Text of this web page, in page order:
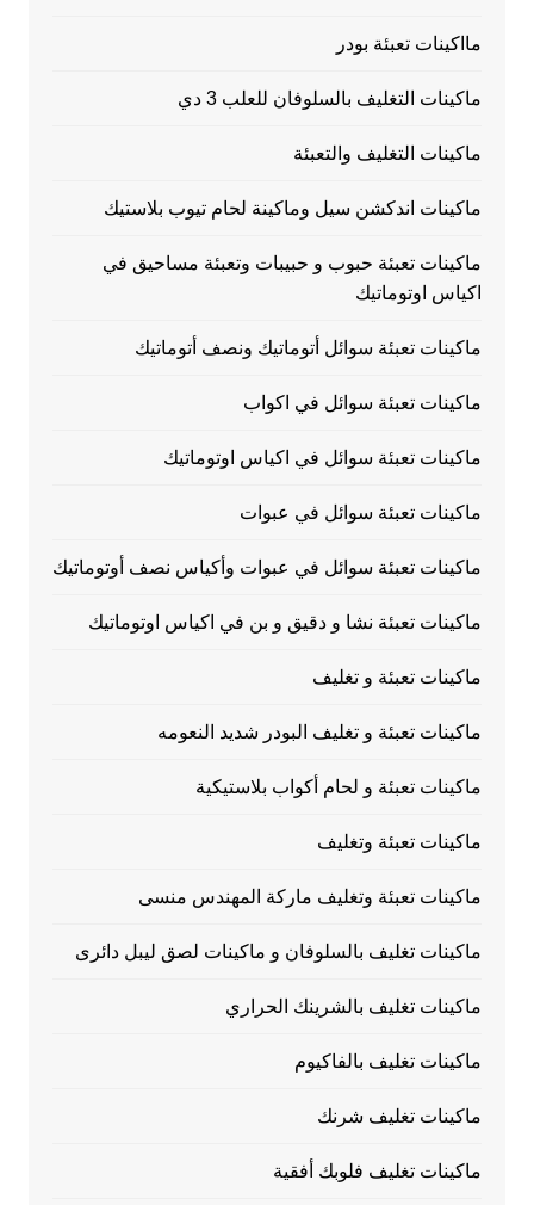
مااكينات تعبئة بودر
ماكينات التغليف بالسلوفان للعلب 3 دي
ماكينات التغليف والتعبئة
ماكينات اندكشن سيل وماكينة لحام تيوب بلاستيك
ماكينات تعبئة حبوب و حبيبات وتعبئة مساحيق في
اكياس اوتوماتيك
ماكينات تعبئة سوائل أتوماتيك ونصف أتوماتيك
ماكينات تعبئة سوائل في اكواب
ماكينات تعبئة سوائل في اكياس اوتوماتيك
ماكينات تعبئة سوائل في عبوات
ماكينات تعبئة سوائل في عبوات وأكياس نصف أوتوماتيك
ماكينات تعبئة نشا و دقيق و بن في اكياس اوتوماتيك
ماكينات تعبئة و تغليف
ماكينات تعبئة و تغليف البودر شديد النعومه
ماكينات تعبئة و لحام أكواب بلاستيكية
ماكينات تعبئة وتغليف
ماكينات تعبئة وتغليف ماركة المهندس منسى
ماكينات تغليف بالسلوفان و ماكينات لصق ليبل دائرى
ماكينات تغليف بالشرينك الحراري
ماكينات تغليف بالفاكيوم
ماكينات تغليف شرنك
ماكينات تغليف فلوبك أفقية